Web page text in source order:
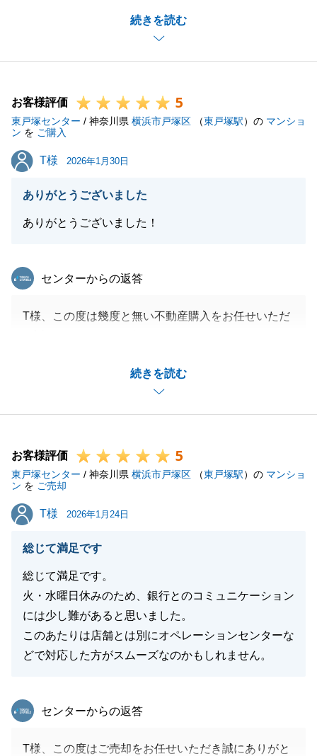
続きを読む
いでき、またお役にたてたこと大変光栄でございま
お困りのことがございましたら、お気軽にご連絡いた
今後ともよろしくお願いいたします。
お客様評価 5
東戸塚センター / 神奈川県 横浜市戸塚区 （東戸塚駅）の マンショ
ン を ご購入
T様
T様 2026年1月30日
ありがとうございました
ありがとうございました！
続きを読む
東急リバブル
センターからの返答
T様、この度は幾度と無い不動産購入をお任せいただ
新生活楽しんでいただけますと幸いでございます。
今後ともよろしくお願いいたします。
閉じる
お客様評価 5
東戸塚センター / 神奈川県 横浜市戸塚区 （東戸塚駅）の マンショ
ン を ご売却
T様
T様 2026年1月24日
総じて満足です
総じて満足です。
火・水曜日休みのため、銀行とのコミュニケーション
には少し難があると思いました。
このあたりは店舗とは別にオペレーションセンターな
どで対応した方がスムーズなのかもしれません。
東急リバブル
センターからの返答
T様、この度はご売却をお任せいただき誠にありがと